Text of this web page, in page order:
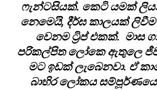
ෆැන්ටසියක්. කෙටි යමක්
නෙමෙයි, දීර්ඝ කාලයක්
වෙනම ට්‍රිප් එකක්. මාස
පරිකල්පිත ලෝකෙ ඇතුලෙ
මට ඉඩක් ලැබෙනවා. ඒ
බාහිර ලෝකය